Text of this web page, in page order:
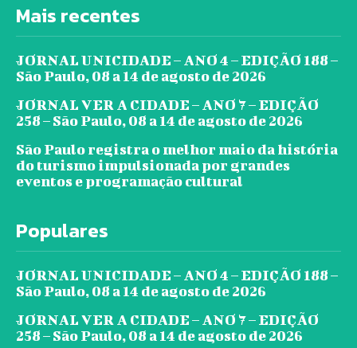
Mais recentes
JORNAL UNICIDADE – ANO 4 – EDIÇÃO 188 –
São Paulo, 08 a 14 de agosto de 2026
JORNAL VER A CIDADE – ANO 7 – EDIÇÃO
258 – São Paulo, 08 a 14 de agosto de 2026
São Paulo registra o melhor maio da história
do turismo impulsionada por grandes
eventos e programação cultural
Populares
JORNAL UNICIDADE – ANO 4 – EDIÇÃO 188 –
São Paulo, 08 a 14 de agosto de 2026
JORNAL VER A CIDADE – ANO 7 – EDIÇÃO
258 – São Paulo, 08 a 14 de agosto de 2026